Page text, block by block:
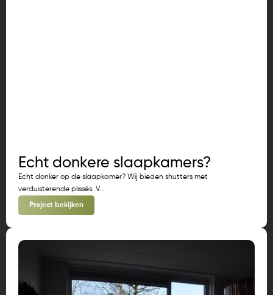
Echt donkere slaapkamers?
Echt donker op de slaapkamer? Wij bieden shutters met
verduisterende plissés. V...
Project bekijken